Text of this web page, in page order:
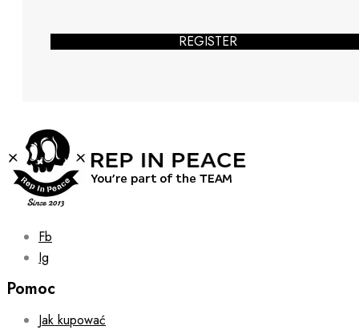
REGISTER
Fb
Ig
Pomoc
Jak kupować